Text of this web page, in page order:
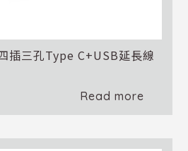
插三孔Type C+USB延長線
Read more